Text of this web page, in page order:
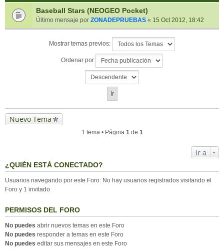
Baseball Stars (NEOGEO Pocket)
Último mensaje por ZONADEPRUEBAS « 15 Oct 2012, 18:42
Mostrar temas previos:
Ordenar por
Nuevo Tema
1 tema • Página 1de 1
Ir a
¿QUIÉN ESTÁ CONECTADO?
Usuarios navegando por este Foro: No hay usuarios registrados visitando el
Foro y 1 invitado
PERMISOS DEL FORO
No puedes abrir nuevos temas en este Foro
No puedes responder a temas en este Foro
No puedes editar sus mensajes en este Foro